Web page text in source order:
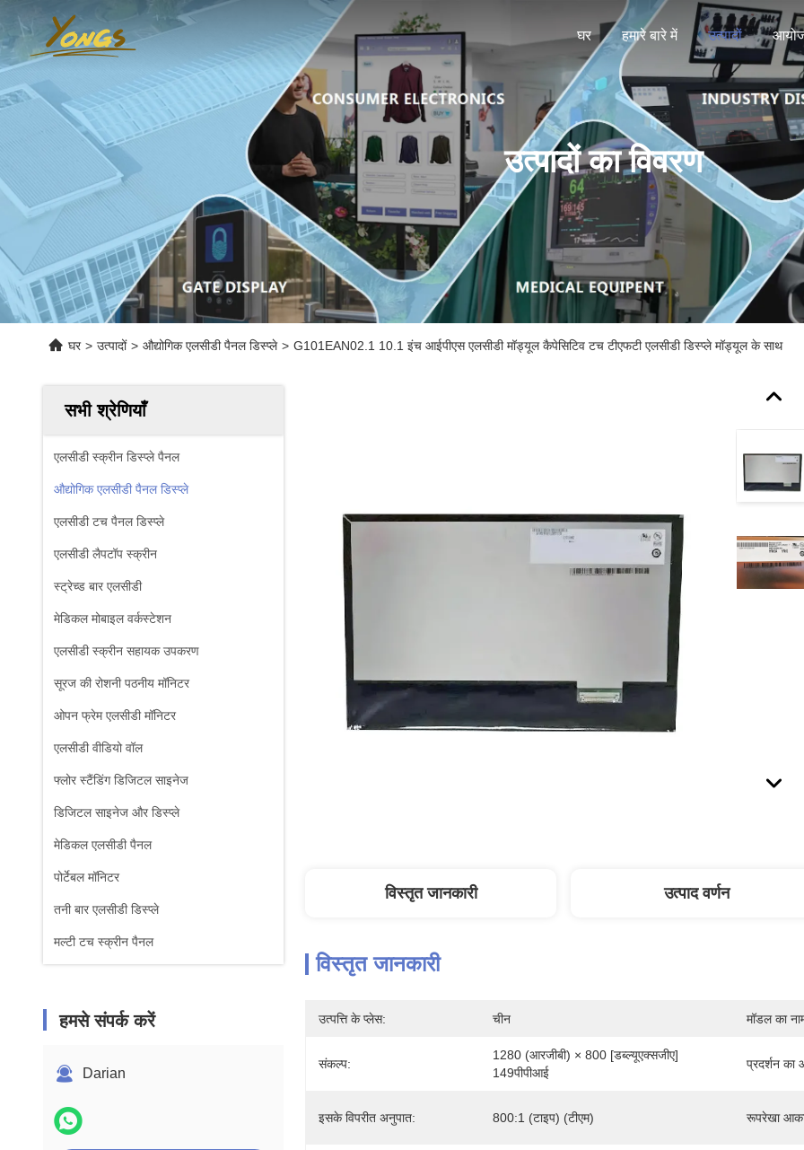
घर हमारे बारे में उत्पादों
उत्पादों का विवरण
घर > उत्पादों > औद्योगिक एलसीडी पैनल डिस्प्ले > G101EAN02.1 10.1 इंच आईपीएस एलसीडी मॉड्यूल कैपेसिटिव टच टीएफटी एलसीडी डिस्प्ले मॉड्यूल के साथ
सभी श्रेणियाँ
एलसीडी स्क्रीन डिस्प्ले पैनल
औद्योगिक एलसीडी पैनल डिस्प्ले
एलसीडी टच पैनल डिस्प्ले
एलसीडी लैपटॉप स्क्रीन
स्ट्रेच्ड बार एलसीडी
मेडिकल मोबाइल वर्कस्टेशन
एलसीडी स्क्रीन सहायक उपकरण
सूरज की रोशनी पठनीय मॉनिटर
ओपन फ्रेम एलसीडी मॉनिटर
एलसीडी वीडियो वॉल
फ्लोर स्टैंडिंग डिजिटल साइनेज
डिजिटल साइनेज और डिस्प्ले
मेडिकल एलसीडी पैनल
पोर्टेबल मॉनिटर
तनी बार एलसीडी डिस्प्ले
मल्टी टच स्क्रीन पैनल
हमसे संपर्क करें
Darian
विस्तृत जानकारी उत्पाद वर्णन
विस्तृत जानकारी
उत्पत्ति के प्लेस: चीन मॉडल का
संकल्प:
1280 (आरजीबी) × 800 [डब्ल्यूएक्सजीए]
149पीपीआई
प्रदर्शन का
इसके विपरीत अनुपात: 800:1 (टाइप) (टीएम) रूपरेखा